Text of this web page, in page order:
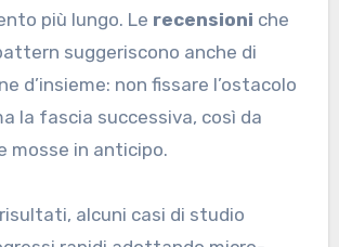
più lungo. Le recensioni che
suggeriscono anche di
d’insieme: non fissare l’ostacolo
la fascia successiva, così da
mosse in anticipo.
alcuni casi di studio